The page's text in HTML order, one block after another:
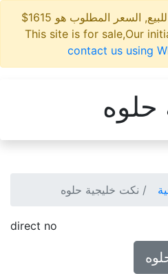
هذا الموقع معروض للبيع, السعر المطلوب هو 1615$
This site is for sale,Our
contact us using
نكت خليجية حلوه
direct no